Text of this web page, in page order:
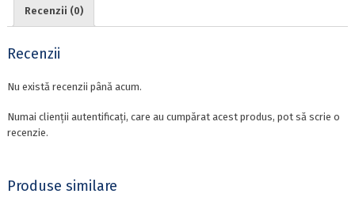
Recenzii (0)
Recenzii
Nu există recenzii până acum.
Numai clienții autentificați, care au cumpărat acest produs, pot să scrie o
recenzie.
Produse similare